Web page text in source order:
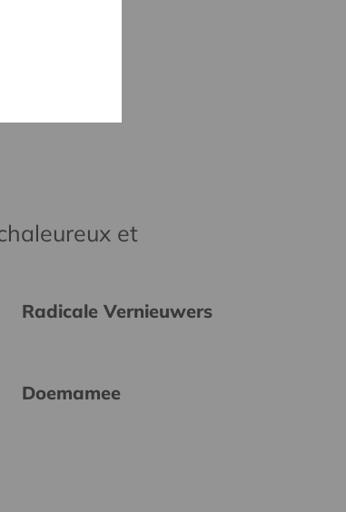
et
Radicale Vernieuwers
Doemamee